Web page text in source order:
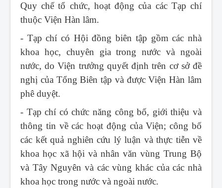
Quy chế tổ chức, hoạt động của các Tạp chí
thuộc Viện Hàn lâm.
- Tạp chí có Hội đồng biên tập gồm các nhà
khoa học, chuyên gia trong nước và ngoài
nước, do Viện trưởng quyết định trên cơ sở đề
nghị của Tổng Biên tập và được Viện Hàn lâm
phê duyệt.
- Tạp chí có chức năng công bố, giới thiệu và
thông tin về các hoạt động của Viện; công bố
các kết quả nghiên cứu lý luận và thực tiễn về
khoa học xã hội và nhân văn vùng Trung Bộ
và Tây Nguyên và các vùng khác của các nhà
khoa học trong nước và ngoài nước.